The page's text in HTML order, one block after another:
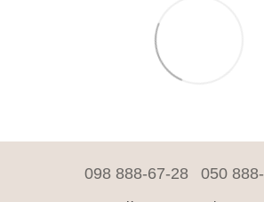
098 888-67-28 050